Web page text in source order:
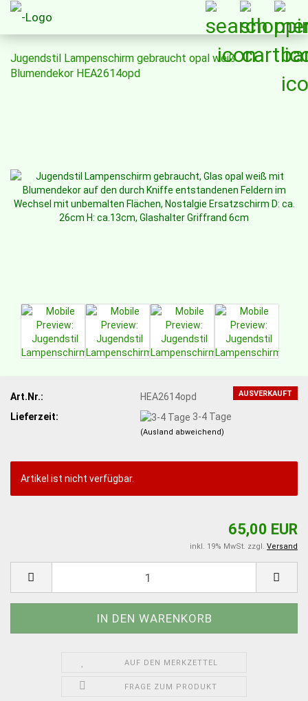
Jugendstil Lampenschirm gebraucht opal weiß
Blumendekor HEA2614opd
AUSVERKAUFT
Art.Nr.:
HEA2614opd
Lieferzeit:
3-4 Tage
(Ausland abweichend)
Artikel ist nicht verfügbar.
65,00 EUR
inkl. 19% MwSt. zzgl. Versand
AUF DEN MERKZETTEL
FRAGE ZUM PRODUKT